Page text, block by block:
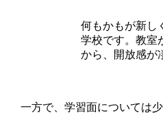
何もかもが新し
学校です。教室
から、開放感が
一方で、学習面については